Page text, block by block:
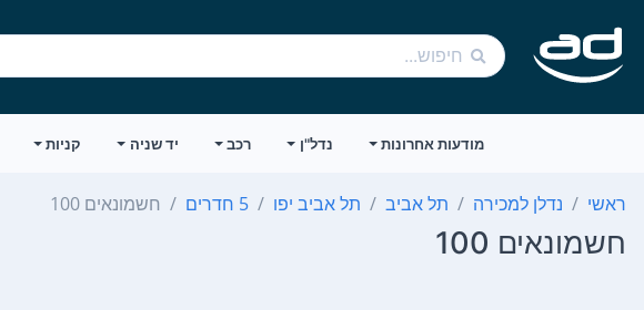
מודעות אחרונות נדל"ן רכב יד שניה קניות
ראשי נדלן למכירה תל אביב תל אביב יפו 5 חדרים חשמונאים 100
חשמונאים 100